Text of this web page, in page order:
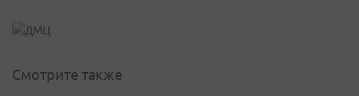
Смотрите также